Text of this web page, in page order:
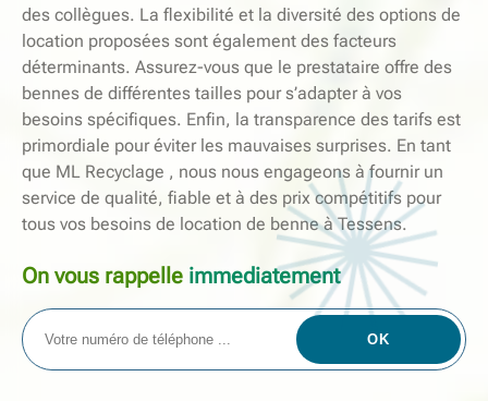
des collègues. La flexibilité et la diversité des options de
location proposées sont également des facteurs
déterminants. Assurez-vous que le prestataire offre des
bennes de différentes tailles pour s’adapter à vos
besoins spécifiques. Enfin, la transparence des tarifs est
primordiale pour éviter les mauvaises surprises. En tant
que ML Recyclage , nous nous engageons à fournir un
service de qualité, fiable et à des prix compétitifs pour
tous vos besoins de location de benne à Tessens.
On vous rappelle immediatement